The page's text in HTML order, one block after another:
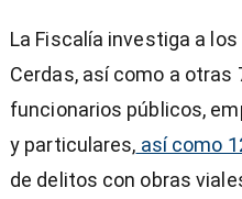
La Fiscalía investiga a
Cerdas, así como a otras
funcionarios públicos,
y particulares, así como
de delitos con obras